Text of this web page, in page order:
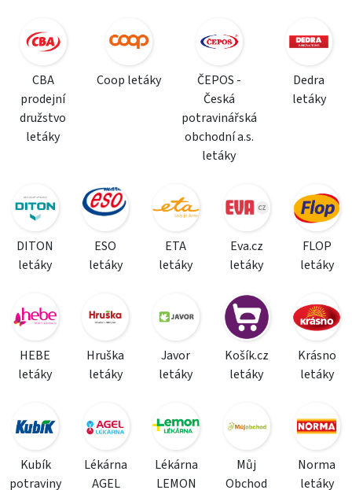
CBA
prodejní
družstvo
letáky
Coop letáky
ČEPOS -
Česká
potravinářská
obchodní a.s.
letáky
Dedra
letáky
DITON
letáky
ESO
letáky
ETA
letáky
Eva.cz
letáky
FLOP
letáky
HEBE
letáky
Hruška
letáky
Javor
letáky
Košík.cz
letáky
Krásno
letáky
Kubík
potraviny
Lékárna
AGEL
Lékárna
LEMON
Můj
Obchod
Norma
letáky